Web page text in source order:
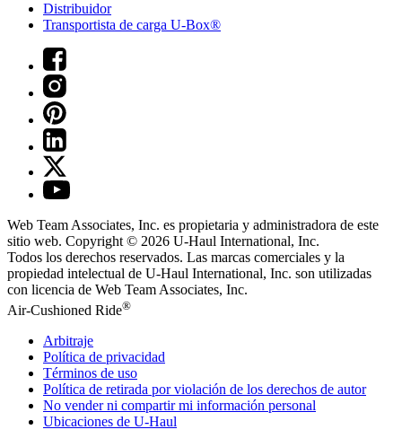
Distribuidor
Transportista de carga U-Box®
Web Team Associates, Inc. es propietaria y administradora de este
sitio web. Copyright © 2026 U-Haul International, Inc.
Todos los derechos reservados. Las marcas comerciales y la
propiedad intelectual de U-Haul International, Inc. son utilizadas
con licencia de Web Team Associates, Inc.
Air-Cushioned Ride®
Arbitraje
Política de privacidad
Términos de uso
Política de retirada por violación de los derechos de autor
No vender ni compartir mi información personal
Ubicaciones de U-Haul